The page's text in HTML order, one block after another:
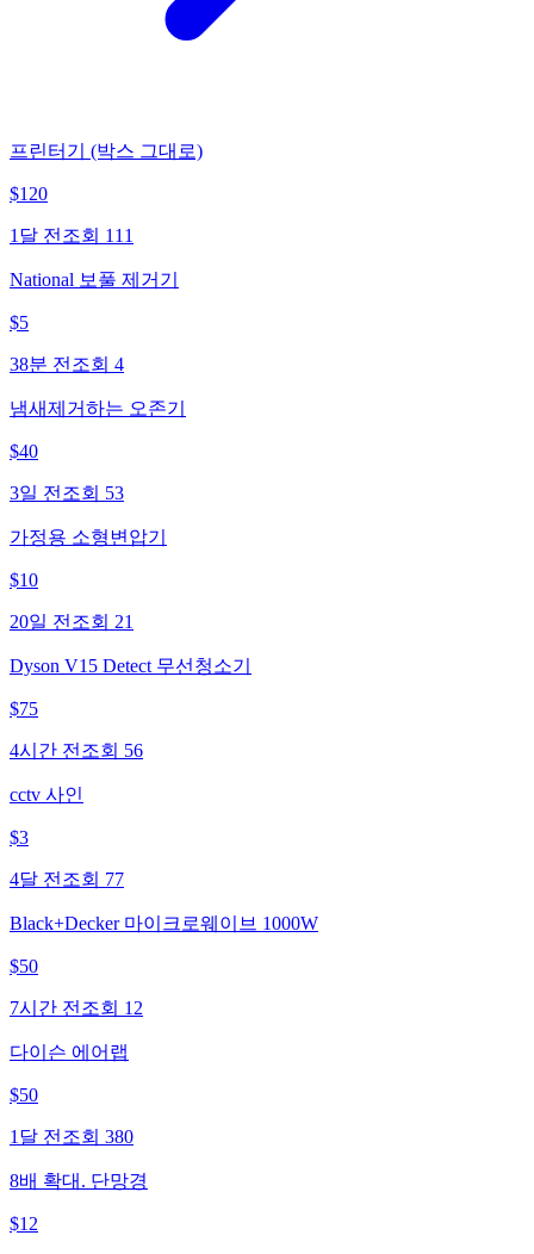
프린터기 (박스 그대로)
$120
1달 전 조회 111
National 보풀 제거기
$5
38분 전 조회 4
냄새제거하는 오존기
$40
3일 전 조회 53
가정용 소형변압기
$10
20일 전 조회 21
Dyson V15 Detect 무선청소기
$75
4시간 전 조회 56
cctv 사인
$3
4달 전 조회 77
Black+Decker 마이크로웨이브 1000W
$50
7시간 전 조회 12
다이슨 에어랩
$50
1달 전 조회 380
8배 확대. 단망경
$12